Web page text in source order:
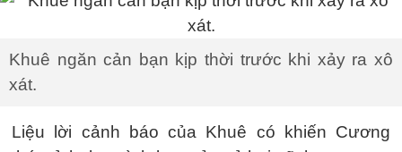
Khuê ngăn cản bạn kịp thời trước khi xảy ra xô
xát.
Liệu lời cảnh báo của Khuê có khiến Cương